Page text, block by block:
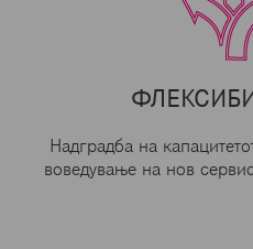
Надградба на
воведување на нов